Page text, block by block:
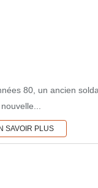
80, un ancien
SAVOIR PLUS